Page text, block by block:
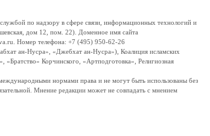
по надзору в сфере связи, информационных технологий и
дом 12, пом. 22). Доменное имя сайта
Номер телефона: +7 (495) 950-62-26
ан-Нусра», «Джебхат ан-Нусра»), Коалиция исламских
Корчинского, «Артподготовка», Религиозная
нормами права и не могут быть использованы без
Мнение редакции может не совпадать с мнением